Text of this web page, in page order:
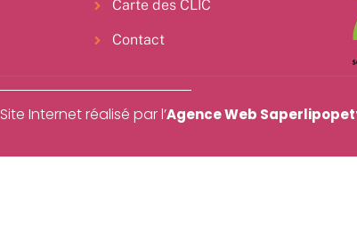
Carte des CLIC
Contact
Site Internet réalisé par l’Agence Web